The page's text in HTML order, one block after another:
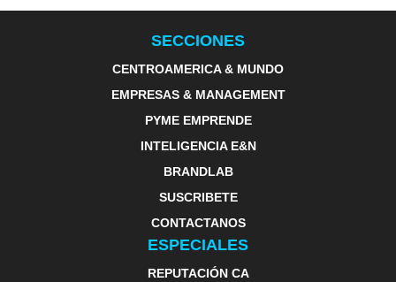
SECCIONES
CENTROAMERICA & MUNDO
EMPRESAS & MANAGEMENT
PYME EMPRENDE
INTELIGENCIA E&N
BRANDLAB
SUSCRIBETE
CONTACTANOS
ESPECIALES
REPUTACIÓN CA